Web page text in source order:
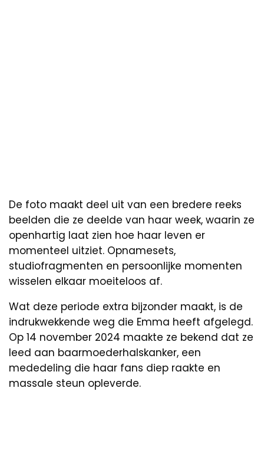
De foto maakt deel uit van een bredere reeks
beelden die ze deelde van haar week, waarin ze
openhartig laat zien hoe haar leven er
momenteel uitziet. Opnamesets,
studiofragmenten en persoonlijke momenten
wisselen elkaar moeiteloos af.
Wat deze periode extra bijzonder maakt, is de
indrukwekkende weg die Emma heeft afgelegd.
Op 14 november 2024 maakte ze bekend dat ze
leed aan baarmoederhalskanker, een
mededeling die haar fans diep raakte en
massale steun opleverde.